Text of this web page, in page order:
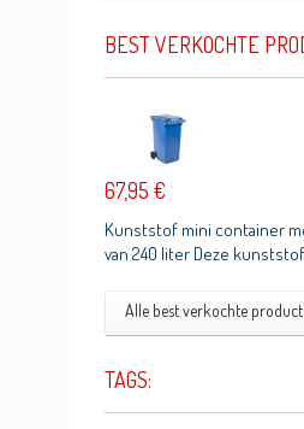
BEST VERKOCHTE
67,95 €
Kunststof mini container
van 240 liter Deze
Alle best verkochte
TAGS: